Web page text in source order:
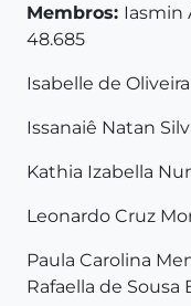
Membros: Iasmin
48.685
Isabelle de Oliveira
Issanaiê Natan
Kathia Izabella
Leonardo Cruz
Paula Carolina
Rafaella de Sousa